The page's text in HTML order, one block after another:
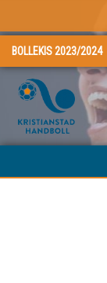
BOLLEKIS 2023/2024